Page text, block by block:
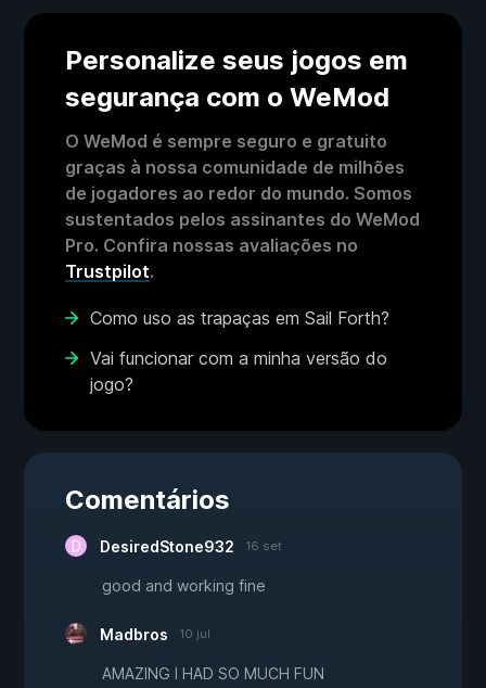
Personalize seus jogos em
segurança com o WeMod
O WeMod é sempre seguro e gratuito
graças à nossa comunidade de milhões
de jogadores ao redor do mundo. Somos
sustentados pelos assinantes do WeMod
Pro. Confira nossas avaliações no
Trustpilot.
Como uso as trapaças em Sail Forth?
Vai funcionar com a minha versão do
jogo?
Comentários
DesiredStone932 16 set
good and working fine
Madbros 10 jul
AMAZING I HAD SO MUCH FUN